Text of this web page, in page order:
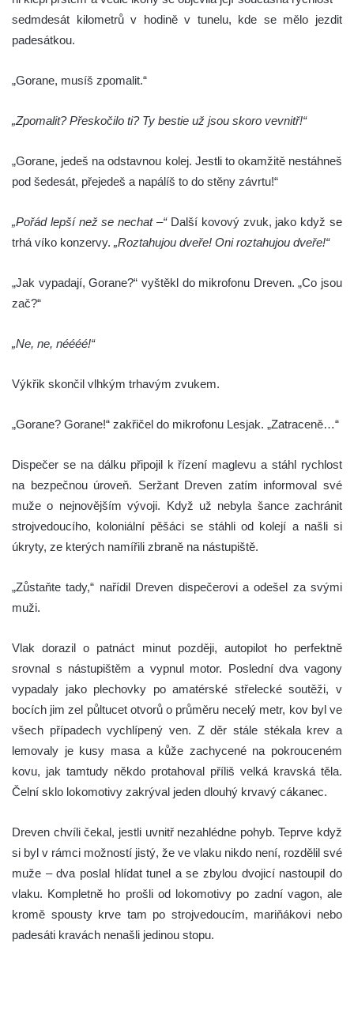
sedmdesát kilometrů v hodině v tunelu, kde se mělo jezdit
padesátkou.
„Gorane, musíš zpomalit.“
„Zpomalit? Přeskočilo ti? Ty bestie už jsou skoro vevnitř!“
„Gorane, jedeš na odstavnou kolej. Jestli to okamžitě nestáhneš
pod šedesát, přejedeš a napálíš to do stěny závrtu!“
„Pořád lepší než se nechat –“Další kovový zvuk, jako když se
trhá víko konzervy. „Roztahujou dveře! Oni roztahujou dveře!“
„Jak vypadají, Gorane?“ vyštěkl do mikrofonu Dreven. „Co jsou
zač?“
„Ne, ne, néééé!“
Výkřik skončil vlhkým trhavým zvukem.
„Gorane? Gorane!“ zakřičel do mikrofonu Lesjak. „Zatraceně…“
Dispečer se na dálku připojil k řízení maglevu a stáhl rychlost
na bezpečnou úroveň. Seržant Dreven zatím informoval své
muže o nejnovějším vývoji. Když už nebyla šance zachránit
strojvedoucího, koloniální pěšáci se stáhli od kolejí a našli si
úkryty, ze kterých namířili zbraně na nástupiště.
„Zůstaňte tady,“ nařídil Dreven dispečerovi a odešel za svými
muži.
Vlak dorazil o patnáct minut později, autopilot ho perfektně
srovnal s nástupištěm a vypnul motor. Poslední dva vagony
vypadaly jako plechovky po amatérské střelecké soutěži, v
bocích jim zel půltucet otvorů o průměru necelý metr, kov byl ve
všech případech vychlípený ven. Z děr stále stékala krev a
lemovaly je kusy masa a kůže zachycené na pokrouceném
kovu, jak tamtudy někdo protahoval příliš velká kravská těla.
Čelní sklo lokomotivy zakrýval jeden dlouhý krvavý cákanec.
Dreven chvíli čekal, jestli uvnitř nezahlédne pohyb. Teprve když
si byl v rámci možností jistý, že ve vlaku nikdo není, rozdělil své
muže – dva poslal hlídat tunel a se zbylou dvojicí nastoupil do
vlaku. Kompletně ho prošli od lokomotivy po zadní vagon, ale
kromě spousty krve tam po strojvedoucím, mariňákovi nebo
padesáti kravách nenašli jedinou stopu.